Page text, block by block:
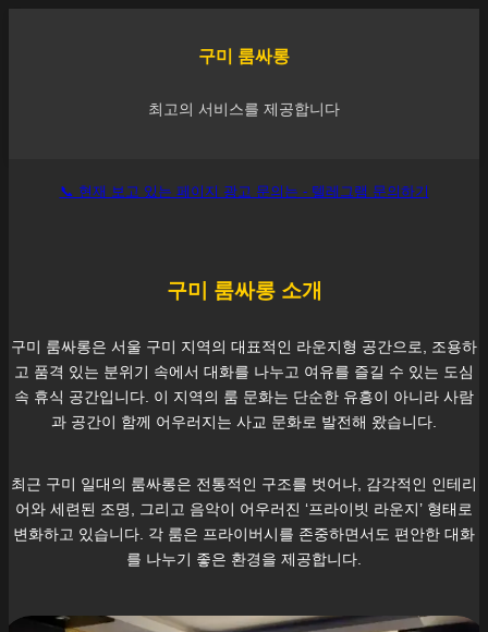
구미 룸싸롱
최고의 서비스를 제공합니다
📞 현재 보고 있는 페이지 광고 문의는 - 텔레그램 문의하기
구미 룸싸롱 소개
구미 룸싸롱은 서울 구미 지역의 대표적인 라운지형 공간으로, 조용하
고 품격 있는 분위기 속에서 대화를 나누고 여유를 즐길 수 있는 도심
속 휴식 공간입니다. 이 지역의 룸 문화는 단순한 유흥이 아니라 사람
과 공간이 함께 어우러지는 사교 문화로 발전해 왔습니다.
최근 구미 일대의 룸싸롱은 전통적인 구조를 벗어나, 감각적인 인테리
어와 세련된 조명, 그리고 음악이 어우러진 ‘프라이빗 라운지’ 형태로
변화하고 있습니다. 각 룸은 프라이버시를 존중하면서도 편안한 대화
를 나누기 좋은 환경을 제공합니다.